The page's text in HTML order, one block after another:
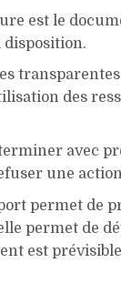
est le
disposition.
des
avec
une
permet de
permet de
est